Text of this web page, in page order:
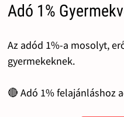
Adó 1%
Az adód 1%-a mosolyt,
gyermekeknek.
🔴 Adó 1% felajánláshoz